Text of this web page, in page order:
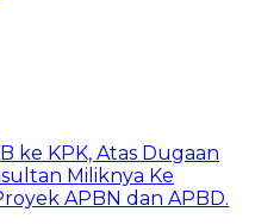
ke KPK, Atas Dugaan
Miliknya Ke
APBN dan APBD.